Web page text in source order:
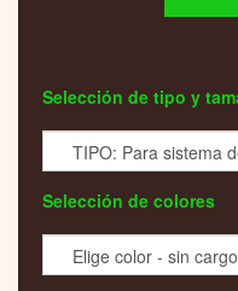
- Es un radiador de
- Es compatible con
caliente, eléctrico y
MATERIA PRIMA: Acero
GARANTÍA: 5 años
TIEMPO DE